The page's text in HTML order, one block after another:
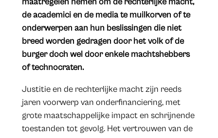
de academici en de media te muilkorven of te
onderwerpen aan hun beslissingen die niet
breed worden gedragen door het volk of de
burger doch wel door enkele machtshebbers
of technocraten.
Justitie en de rechterlijke macht zijn reeds
jaren voorwerp van onderfinanciering, met
grote maatschappelijke impact en schrijnende
toestanden tot gevolg. Het vertrouwen van de